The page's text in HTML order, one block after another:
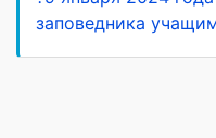
заповедника